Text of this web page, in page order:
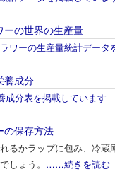
ーの世界の生産量
ワーの生産量統計データ
養成分
成分表を掲載しています
保存方法
るかラップに包み、冷
しょう。 ……続きを読む